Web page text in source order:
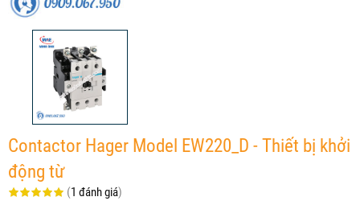
Contactor Hager Model EW220_D - Thiết bị khởi
động từ
(1 đánh giá)